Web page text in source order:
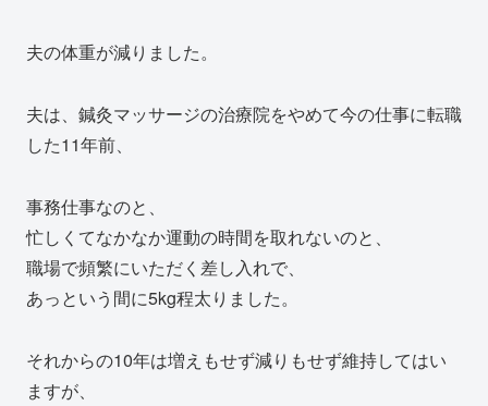
夫の体重が減りました。
夫は、鍼灸マッサージの治療院をやめて今の仕事に転職
した11年前、
事務仕事なのと、
忙しくてなかなか運動の時間を取れないのと、
職場で頻繁にいただく差し入れで、
あっという間に5kg程太りました。
それからの10年は増えもせず減りもせず維持してはい
ますが、